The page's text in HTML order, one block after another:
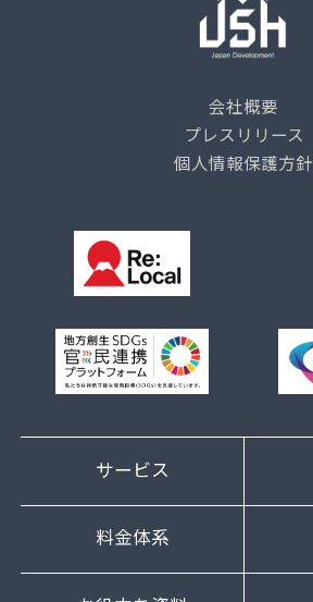
会社概要
プレスリリース
個人情報保護方針
サービス
料金体系